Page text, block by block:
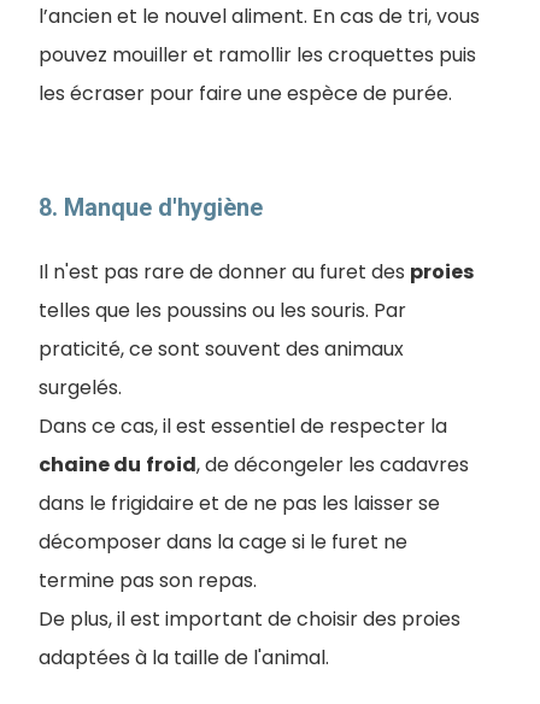
l’ancien et le nouvel aliment. En cas de tri, vous
pouvez mouiller et ramollir les croquettes puis
les écraser pour faire une espèce de purée.
8. Manque d'hygiène
Il n'est pas rare de donner au furet des proies
telles que les poussins ou les souris. Par
praticité, ce sont souvent des animaux
surgelés.
Dans ce cas, il est essentiel de respecter la
chaine du froid, de décongeler les cadavres
dans le frigidaire et de ne pas les laisser se
décomposer dans la cage si le furet ne
termine pas son repas.
De plus, il est important de choisir des proies
adaptées à la taille de l'animal.